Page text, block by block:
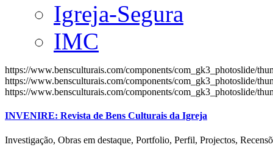
Igreja-Segura
IMC
https://www.bensculturais.com/components/com_gk3_photoslide/
https://www.bensculturais.com/components/com_gk3_photoslide/
https://www.bensculturais.com/components/com_gk3_photoslide/
INVENIRE: Revista de Bens Culturais da Igreja
Investigação, Obras em destaque, Portfolio, Perfil, Projectos,